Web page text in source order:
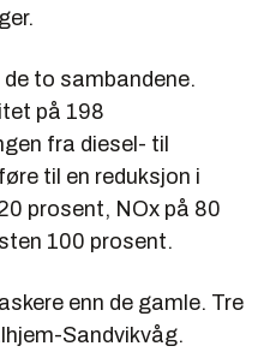
to sambandene.
på 198
fra diesel- til
til en reduksjon i
prosent, NOx på 80
100 prosent.
enn de gamle. Tre
Sandvikvåg.